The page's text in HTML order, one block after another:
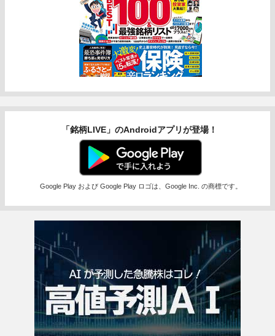
「銘柄LIVE」のAndroidアプリが登場！
Google Play および Google Play ロゴは、Google Inc. の商標です。